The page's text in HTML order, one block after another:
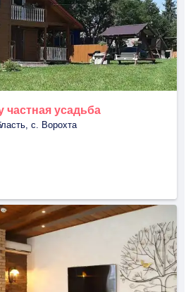
частная усадьба
с. Ворохта